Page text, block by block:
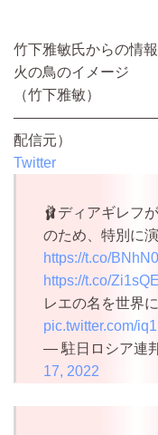
竹下雅敏氏からの情報
火の鳥のイメージ
（竹下雅敏）
配信元）
Twitter
🩰ディアギレフ
のため、特別に
https://t.co/
https://t.co/
レエの名を世界
pic.twitter.com/
— 駐日ロシア連
17, 2022